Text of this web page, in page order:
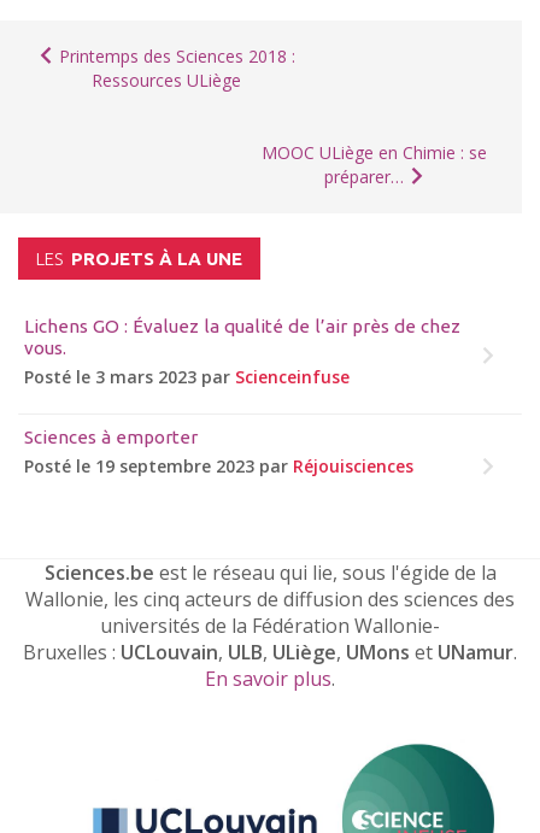
Printemps des Sciences 2018 :
Ressources ULiège
MOOC ULiège en Chimie : se
préparer…
LES PROJETS À LA UNE
Lichens GO : Évaluez la qualité de l’air près de chez
vous.
Posté le 3 mars 2023 par Scienceinfuse
Sciences à emporter
Posté le 19 septembre 2023 par Réjouisciences
Sciences.be est le réseau qui lie, sous l'égide de la
Wallonie, les cinq acteurs de diffusion des sciences des
universités de la Fédération Wallonie-
Bruxelles : UCLouvain, ULB, ULiège, UMons et UNamur.
En savoir plus.